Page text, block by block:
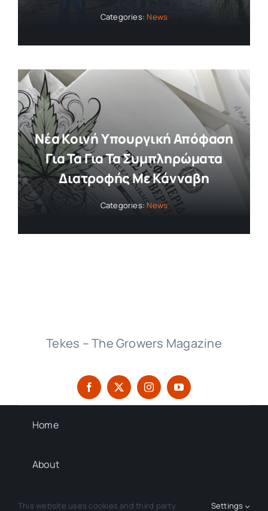
Categories: News
Nέα Κοινή Υπουργική Απόφαση
Για Τα Για Τα Συμπληρώματα
Διατροφής Με Κάνναβη
Categories:News
Tekes – The Growers Magazine
Home
About
Contact
This website uses cookies and third party Settings